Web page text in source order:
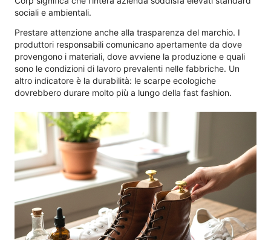
sociali e ambientali.
Prestare attenzione anche alla trasparenza del marchio. I
produttori responsabili comunicano apertamente da dove
provengono i materiali, dove avviene la produzione e quali
sono le condizioni di lavoro prevalenti nelle fabbriche. Un
altro indicatore è la durabilità: le scarpe ecologiche
dovrebbero durare molto più a lungo della fast fashion.